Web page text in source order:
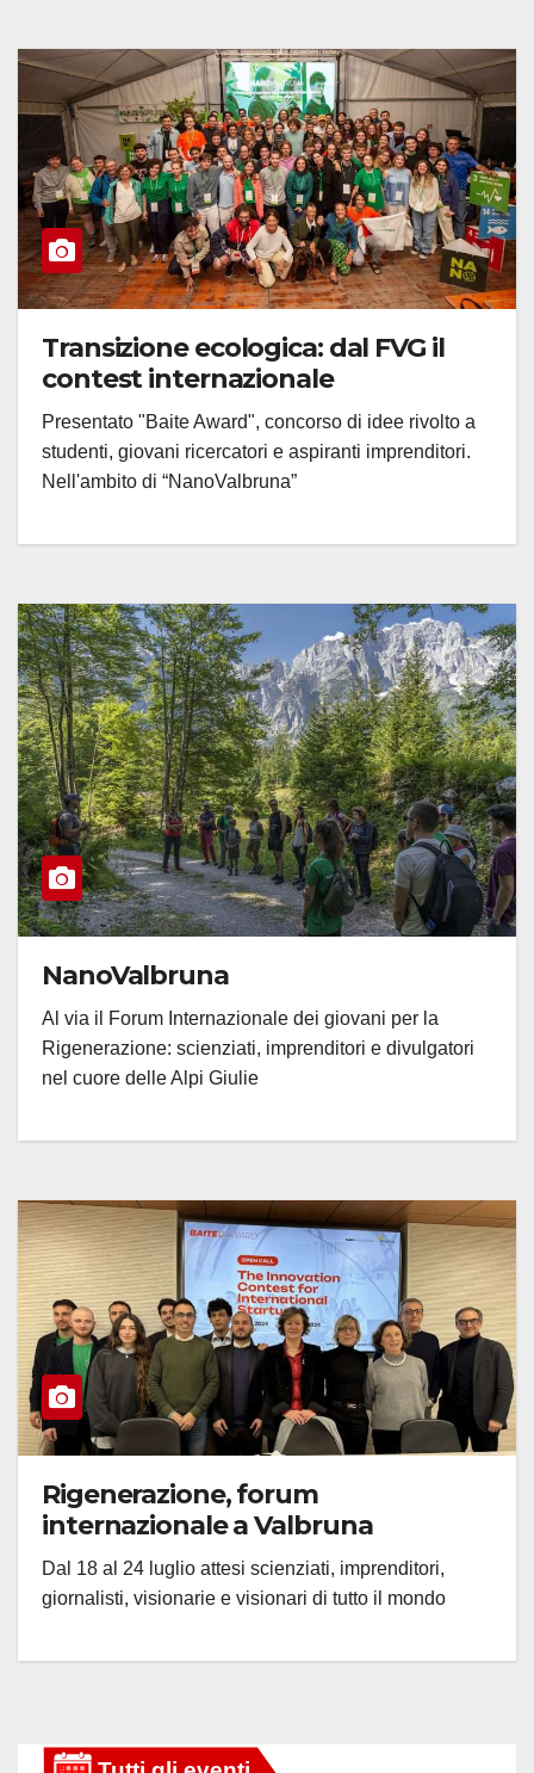
Transizione ecologica: dal FVG il
contest internazionale
Presentato "Baite Award", concorso di idee rivolto a
studenti, giovani ricercatori e aspiranti imprenditori.
Nell'ambito di “NanoValbruna”
NanoValbruna
Al via il Forum Internazionale dei giovani per la
Rigenerazione: scienziati, imprenditori e divulgatori
nel cuore delle Alpi Giulie
Rigenerazione, forum
internazionale a Valbruna
Dal 18 al 24 luglio attesi scienziati, imprenditori,
giornalisti, visionarie e visionari di tutto il mondo